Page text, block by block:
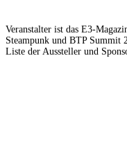
Veranstalter ist das E3-
Steampunk und BTP Summit
Liste der Aussteller und